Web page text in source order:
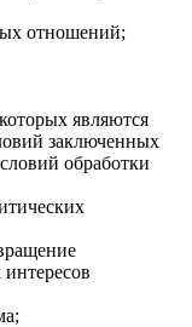
отношений;
являются
заключенных
обработки